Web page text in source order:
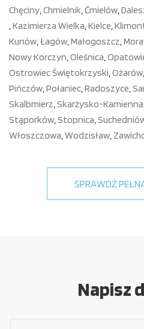
Chęciny,Chmielnik,Ćmielów,
,Kazimierza Wielka,Kielce,
Kunów,Łagów,Małogoszcz,
Nowy Korczyn,Oleśnica,
Ostrowiec Świętokrzyski,Ożarów,
Pińczów,Połaniec,Radoszyce,
Skalbmierz,Skarżysko-Kamienna
Stąporków,Stopnica,
Włoszczowa,Wodzisław,
SPRAWDŹ
Napisz